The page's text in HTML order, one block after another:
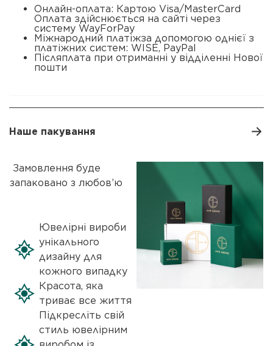
Онлайн-оплата: Картою Visa/MasterCard
Оплата здійснюється на сайті через
систему WayForPay
Міжнародний платіжза допомогою однієї з
платіжних систем: WISE, PayPal
Післяплата при отриманні у відділенні Нової
пошти
Наше пакування
Замовлення буде
запаковано з любов’ю
Ювелірні вироби
унікального
дизайну для
кожного випадку
Красота, яка
триває все життя
Підкресліть свій
стиль ювелірним